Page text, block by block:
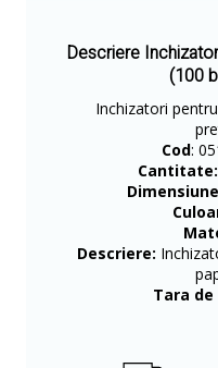
Descriere
(100
Inchizatori
Cod:
Cantitate:
Descriere:
Tara